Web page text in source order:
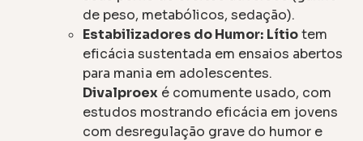
de peso, metabólicos, sedação).
Estabilizadores do Humor: Lítiotem
eficácia sustentada em ensaios abertos
para mania em adolescentes.
Divalproex é comumente usado, com
estudos mostrando eficácia em jovens
com desregulação grave do humor e